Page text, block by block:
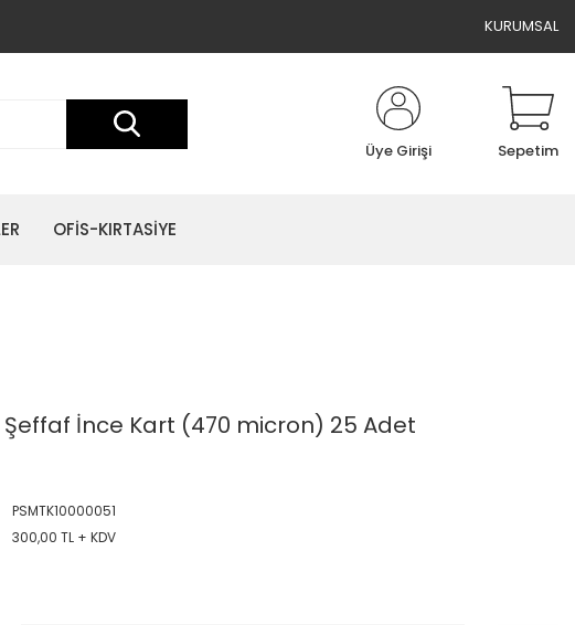
KURUMSAL
Üye Girişi Sepetim
OFİS-KIRTASİYE
Şeffaf İnce Kart (470 micron) 25 Adet
PSMTK10000051
300,00 TL + KDV